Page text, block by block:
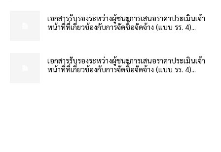
เอกสารรับรองระหว่างผู้ชนะการเสนอราคาประเมินเจ้า
หน้าที่ที่เกี่ยวข้องกับการจัดซื้อจัดจ้าง (แบบ รร. 4)...
เอกสารรับรองระหว่างผู้ชนะการเสนอราคาประเมินเจ้า
หน้าที่ที่เกี่ยวข้องกับการจัดซื้อจัดจ้าง (แบบ รร. 4)...